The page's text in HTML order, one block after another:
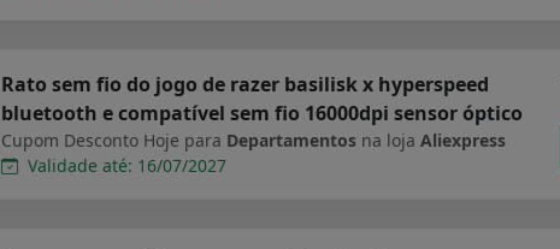
Rato sem fio do jogo de razer basilisk x hyperspeed
bluetooth e compatível sem fio 16000dpi sensor óptico
Cupom Desconto Hoje para Departamentos na loja Aliexpress
Validade até: 16/07/2027